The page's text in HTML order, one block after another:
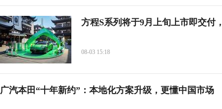
方程S系列将于9月上旬上市即交付
08-03 15:18
广汽本田“十年新约”：本地化方案升级，更懂中国市场